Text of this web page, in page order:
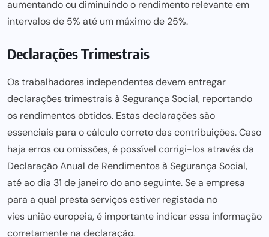
aumentando ou diminuindo o rendimento relevante em
intervalos de 5% até um máximo de 25%.
Declarações Trimestrais
Os trabalhadores independentes devem entregar
declarações trimestrais à Segurança Social, reportando
os rendimentos obtidos. Estas declarações são
essenciais para o cálculo correto das contribuições. Caso
haja erros ou omissões, é possível corrigi-los através da
Declaração Anual de Rendimentos à Segurança Social,
até ao dia 31 de janeiro do ano seguinte. Se a empresa
para a qual presta serviços estiver registada no
vies união europeia, é importante indicar essa informação
corretamente na declaração.